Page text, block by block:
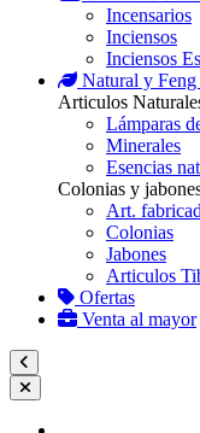
Incensarios
Inciensos
Inciensos
Natural y Feng
Articulos
Lámparas
Minerales
Esencias
Colonias y
Art.
Colonias
Jabones
Articulos
Ofertas
Venta al mayor